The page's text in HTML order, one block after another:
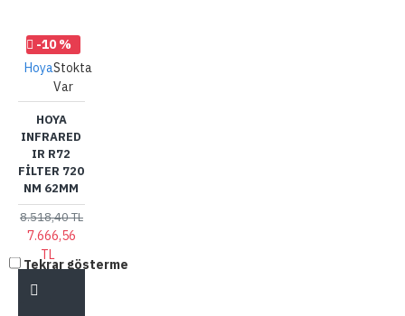
Tekrar gösterme
-10 %
HoyaStokta
Var
HOYA
INFRARED
IR R72
FILTER 720
NM 62MM
8.518,40 TL
7.666,56
TL